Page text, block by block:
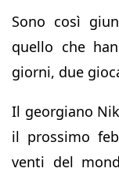
Sono così
quello che
giorni, due
Il georgiano
il prossimo
venti del